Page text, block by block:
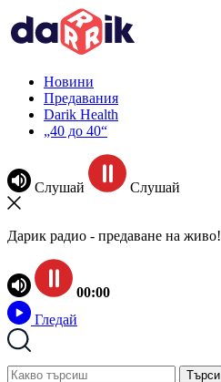
Новини
Предавания
Darik Health
„40 до 40“
Слушай Слушай
Дарик радио - предаване на живо!
00:00
Гледай